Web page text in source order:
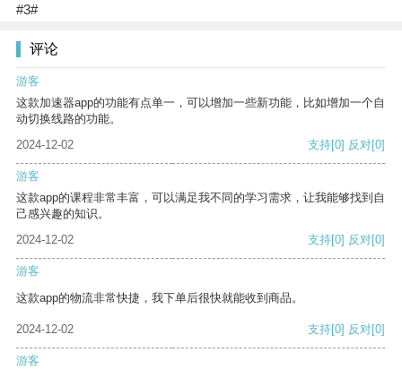
#3#
评论
游客
这款加速器app的功能有点单一，可以增加一些新功能，比如增加一个自
动切换线路的功能。
2024-12-02
支持[0] 反对[0]
游客
这款app的课程非常丰富，可以满足我不同的学习需求，让我能够找到自
己感兴趣的知识。
2024-12-02
支持[0] 反对[0]
游客
这款app的物流非常快捷，我下单后很快就能收到商品。
2024-12-02 支持[0] 反对[0]
游客